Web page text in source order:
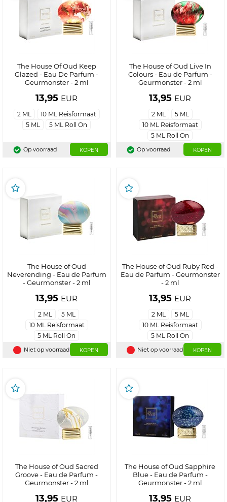
The House Of Oud Keep
Glazed - Eau De Parfum -
Geurmonster - 2 ml
13,95 EUR
2 ML
10 ML Reisformaat
5 ML
5 ML Roll On
Op voorraad KOPEN
The House of Oud Live In
Colours - Eau de Parfum -
Geurmonster - 2 ml
13,95 EUR
2 ML
5 ML
10 ML Reisformaat
5 ML Roll On
Op voorraad KOPEN
The House of Oud
Neverending - Eau de Parfum
- Geurmonster - 2 ml
13,95 EUR
2 ML
5 ML
10 ML Reisformaat
5 ML Roll On
Niet op voorraad KOPEN
The House of Oud Ruby Red -
Eau de Parfum - Geurmonster
- 2 ml
13,95 EUR
2 ML
5 ML
10 ML Reisformaat
5 ML Roll On
Niet op voorraad KOPEN
The House of Oud Sacred
Groove - Eau de Parfum -
Geurmonster - 2 ml
13,95 EUR
The House of Oud Sapphire
Blue - Eau de Parfum -
Geurmonster - 2 ml
13,95 EUR